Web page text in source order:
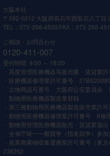
大阪本社
〒592-0012 大阪府高石市西取石八丁目
TEL：072-266-4500/FAX：072-266-
ご相談・お問合わせ
0120-411-007
受付時間 9:00 ～ 18:00
・高度管理医療機器等販売業・賃貸業
・医療機器修理業許可番号
・古物商認可番号 大阪府公安委員会
・動物用医療機器製造業登録
・第三種動物用医療機器製造販売業
・動物用医療機器修理業許可番号 6修
・動物用管理医療機器販売・賃貸業届出
・全省庁統一一般競争（指名競争）
・産業廃棄物収集運搬業許可番号（東
238262